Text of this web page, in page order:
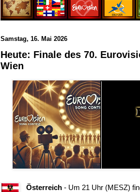
Samstag, 16. Mai 2026
Heute: Finale des 70.
Wien
Österreich- Um 21 Uhr (MESZ)